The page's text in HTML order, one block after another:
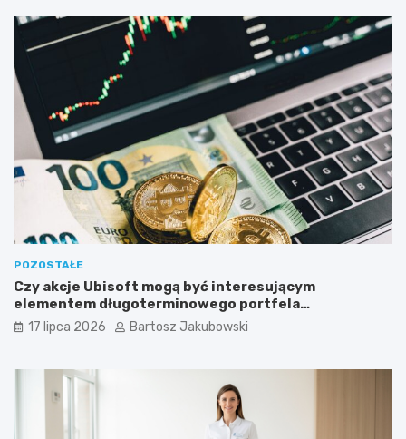
POZOSTAŁE
Czy akcje Ubisoft mogą być interesującym
elementem długoterminowego portfela
inwestycyjnego?
17 lipca 2026 Bartosz Jakubowski